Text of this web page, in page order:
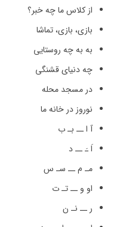
از کلاس ما چه خبر؟
بازی، بازی، تماشا
به به چه روستایی
چه دنیای قشنگی
در مسجد محله
نوروز در خانه‌ ما
آ ا ــ بـ ب
اَ ـَ ــ د
مـ م ــ سـ س
او و ــ تـ ت
ر ــ نـ ن